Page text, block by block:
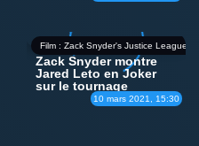
Film : Zack Snyder's Justice League
10 mars 2021, 15:30
Zack Snyder montre
Jared Leto en Joker
sur le tournage